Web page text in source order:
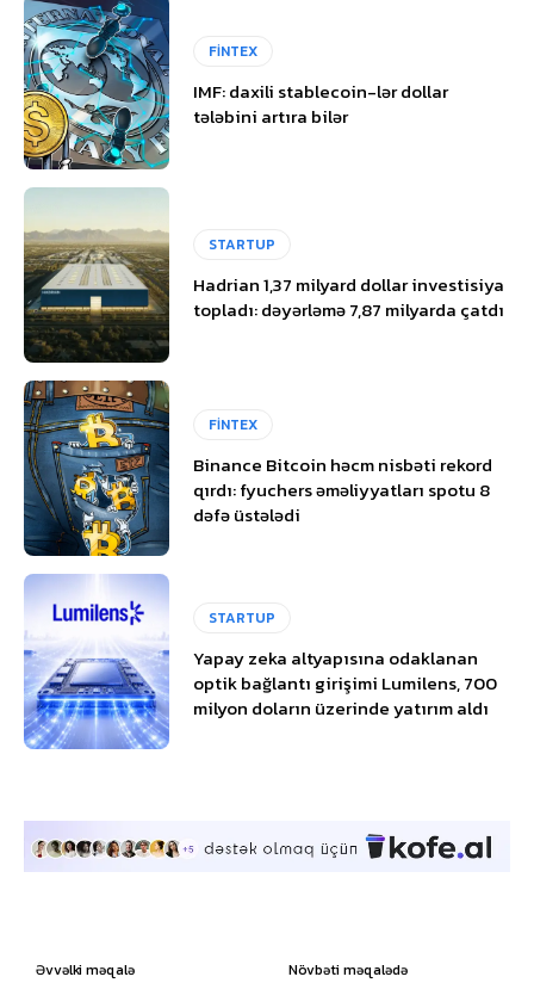
FİNTEX
IMF: daxili stablecoin-lər dollar
tələbini artıra bilər
STARTUP
Hadrian 1,37 milyard dollar investisiya
topladı: dəyərləmə 7,87 milyarda çatdı
FİNTEX
Binance Bitcoin həcm nisbəti rekord
qırdı: fyuchers əməliyyatları spotu 8
dəfə üstələdi
STARTUP
Yapay zeka altyapısına odaklanan
optik bağlantı girişimi Lumilens, 700
milyon doların üzerinde yatırım aldı
Əvvəlki məqalə Növbəti məqalədə